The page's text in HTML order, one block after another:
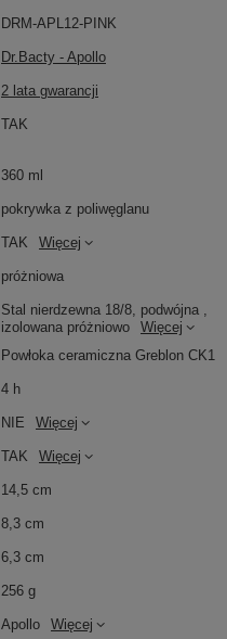
DRM-APL12-PINK
Dr.Bacty - Apollo
2 lata gwarancji
TAK
360 ml
pokrywka z poliwęglanu
TAK Więcej
próżniowa
Stal nierdzewna 18/8, podwójna ,
izolowana próżniowo
Więcej
Powłoka ceramiczna Greblon CK1
4 h
NIE Więcej
TAK Więcej
14,5 cm
8,3 cm
6,3 cm
256 g
Apollo Więcej